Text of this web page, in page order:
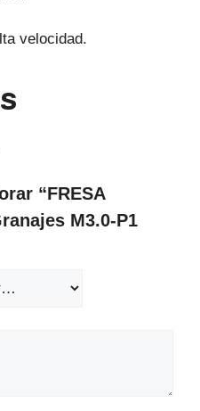
velocidad.
“FRESA
M3.0-P1